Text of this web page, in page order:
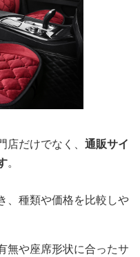
だけでなく、 通販サイ
。
、種類や価格を比較しや
無や座席形状に合ったサ